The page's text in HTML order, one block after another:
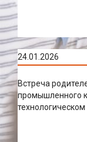
24.01.2026
Встреча
промышленного
технологическом